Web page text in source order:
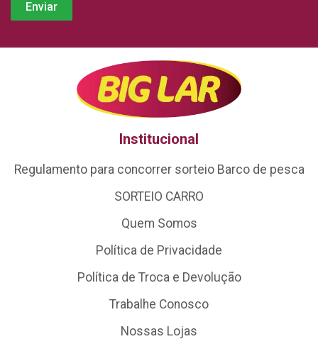
Institucional
Regulamento para concorrer sorteio Barco de pesca
SORTEIO CARRO
Quem Somos
Política de Privacidade
Política de Troca e Devolução
Trabalhe Conosco
Nossas Lojas